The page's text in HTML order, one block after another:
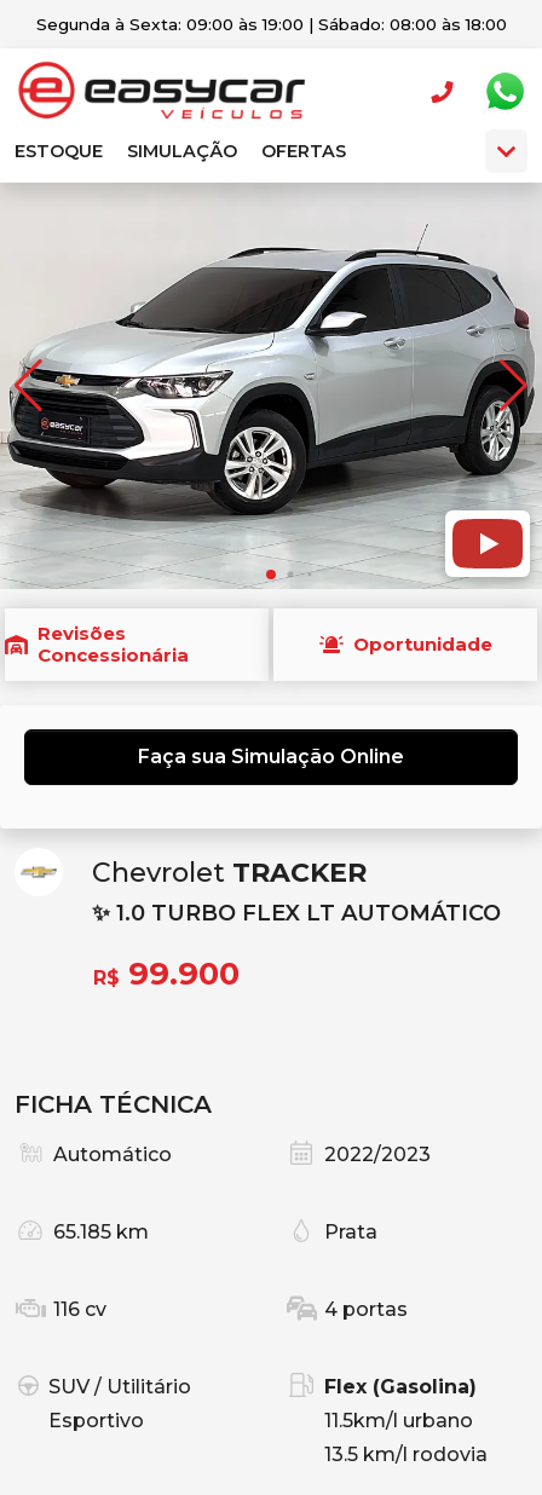
Segunda à Sexta: 09:00 às 19:00 | Sábado: 08:00 às 18:00
ESTOQUE SIMULAÇÃO OFERTAS
Revisões
Concessionária
Oportunidade
Faça sua Simulação Online
Chevrolet TRACKER
✨ 1.0 TURBO FLEX LT AUTOMÁTICO
R$ 99.900
FICHA TÉCNICA
Automático 2022/2023
65.185 km Prata
116 cv 4 portas
SUV / Utilitário
Esportivo
Flex (Gasolina)
11.5km/l urbano
13.5 km/l rodovia